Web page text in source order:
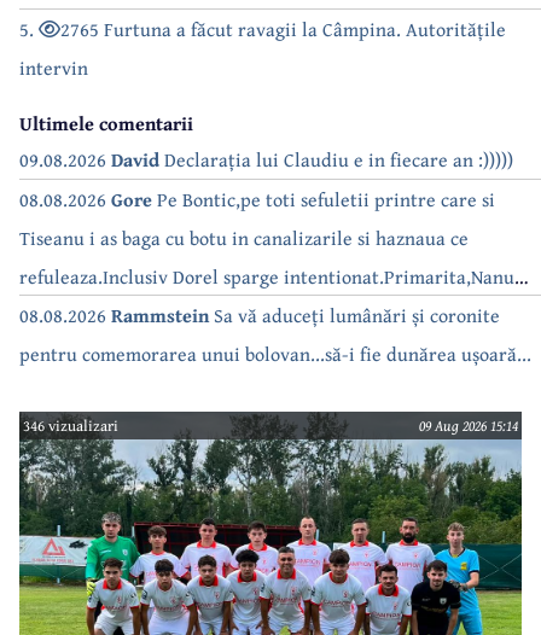
5.
2765 Furtuna a făcut ravagii la Câmpina. Autoritățile
intervin
Ultimele comentarii
09.08.2026 DavidDeclarația lui Claudiu e in fiecare an :)))))
08.08.2026 GorePe Bontic,pe toti sefuletii printre care si
Tiseanu i as baga cu botu in canalizarile si haznaua ce
refuleaza.Inclusiv Dorel sparge intentionat.Primarita,Nanu
bea apa de la robinet.Asta as intreba o si pe Izabel Mitrea
08.08.2026 RammsteinSa vă aduceți lumânări și coronite
pentru comemorarea unui bolovan...să-i fie dunărea ușoară...
346 vizualizari 09 Aug 2026 15:14